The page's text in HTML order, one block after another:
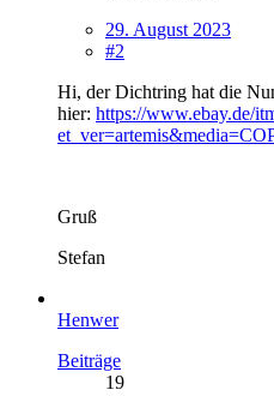
29. August 2023
#2
Hi, der Dichtring hat die
hier: https://www.ebay.de/
Gruß
Stefan
Henwer
Beiträge
19